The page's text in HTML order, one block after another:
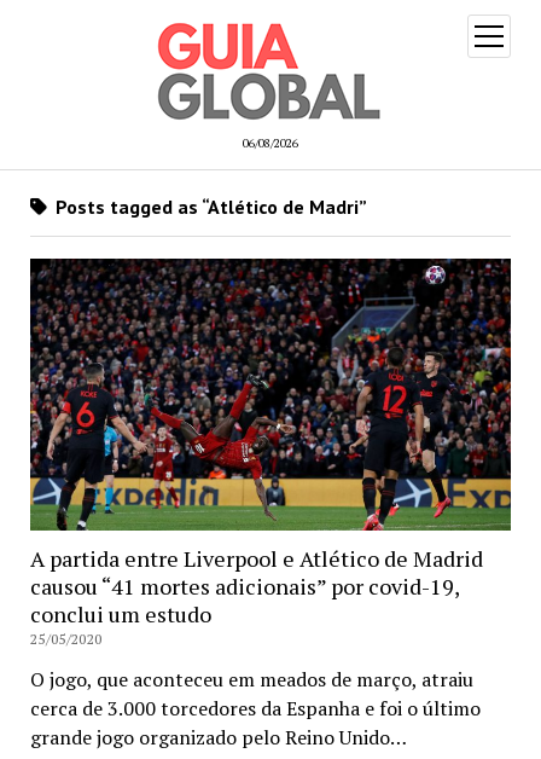
06/08/2026
open
menu
Posts tagged as “Atlético de Madri”
A partida entre Liverpool e Atlético de Madrid
causou “41 mortes adicionais” por covid-19,
conclui um estudo
25/05/2020
O jogo, que aconteceu em meados de março, atraiu
cerca de 3.000 torcedores da Espanha e foi o último
grande jogo organizado pelo Reino Unido…